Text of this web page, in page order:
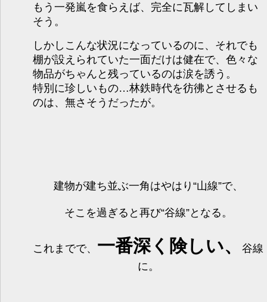
もう一発嵐を食らえば、完全に瓦解してしまい
そう。
しかしこんな状況になっているのに、それでも
棚が設えられていた一面だけは健在で、色々な
物品がちゃんと残っているのは涙を誘う。
特別に珍しいもの…林鉄時代を彷彿とさせるも
のは、無さそうだったが。
建物が建ち並ぶ一角はやはり“山線”で、
そこを過ぎると再び“谷線”となる。
これまでで、 一番深く険しい、
谷線
に。